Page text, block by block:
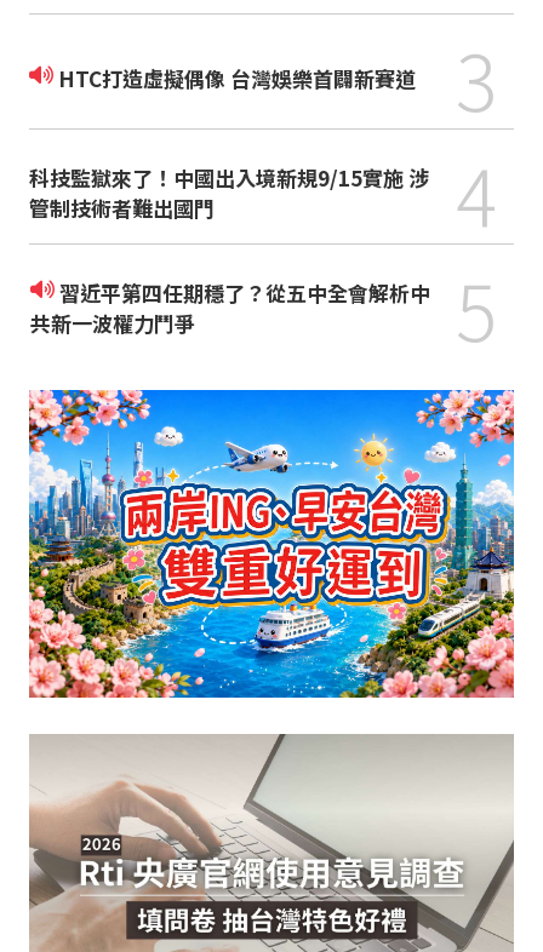
HTC打造虛擬偶像 台灣娛樂首闢新賽道 3
科技監獄來了！中國出入境新規9/15實施 涉
管制技術者難出國門
4
習近平第四任期穩了？從五中全會解析中
共新一波權力鬥爭
5